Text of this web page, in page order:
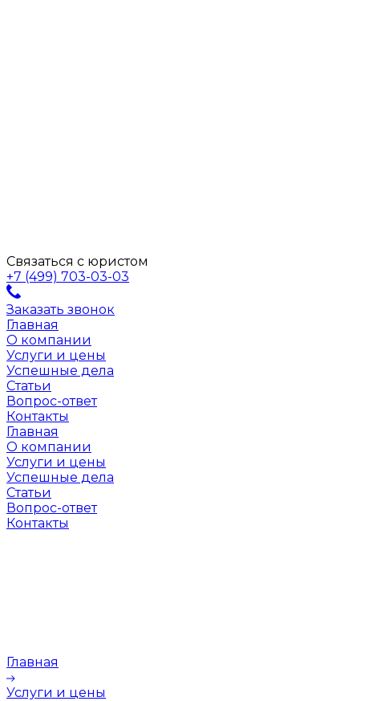
Связаться с юристом
+7 (499) 703-03-03
Заказать звонок
Главная
О компании
Услуги и цены
Успешные дела
Статьи
Вопрос-ответ
Контакты
Главная
О компании
Услуги и цены
Успешные дела
Статьи
Вопрос-ответ
Контакты
Главная
Услуги и цены